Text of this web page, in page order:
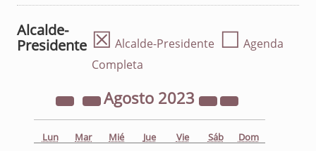
Alcalde-
Presidente ☒ Alcalde-Presidente ☐ Agenda
Completa
Agosto 2023
Lun Mar Mié Jue Vie Sáb Dom